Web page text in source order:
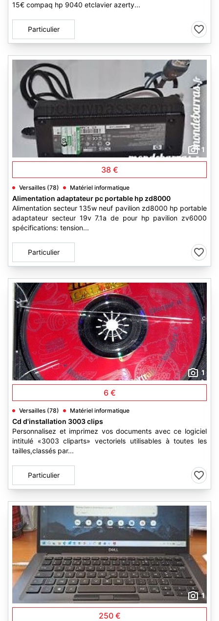
15€ compaq hp 9040 etclavier azerty...
Particulier
1
38 €
Versailles (78) Matériel informatique
Alimentation adaptateur pc portable hp zd8000
Alimentation secteur 135w neuf pavilion zd8000 hp portable
adaptateur secteur 19v 7.1a de pour hp pavilion zv6000
spécifications: tension...
Particulier
1
6 €
Versailles (78) Matériel informatique
Cd d'installation 3003 clips
Personnalisez et imprimez vos documents avec ce logiciel
intitulé «3003 cliparts» vectoriels utilisables à toutes les
tailles,classés par...
Particulier
1
250 €